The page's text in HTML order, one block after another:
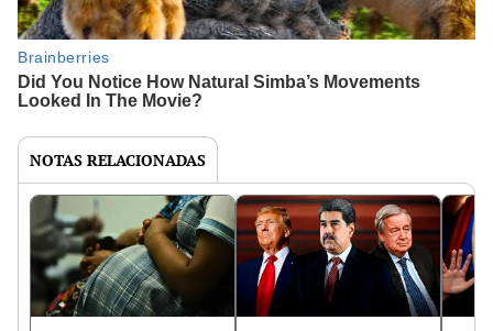
NOTAS RELACIONADAS